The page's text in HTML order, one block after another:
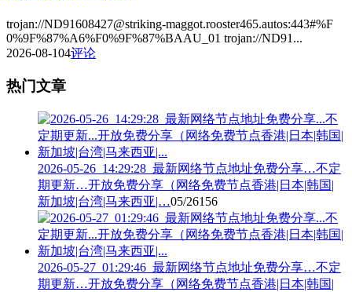
trojan://ND91608427@striking-maggot.rooster465.autos:443#%F
0%9F%87%A6%F0%9F%87%BAAU_01 trojan://ND91...
2026-08-104评论
热门文章
2026-05-26_14:29:28_最新网络节点地址免费分享…不定
期更新…开放免费分享（网络免费节点香港|日本|韩国|
新加坡|台湾|马来西亚|…05/26156
2026-05-27_01:29:46_最新网络节点地址免费分享…不定
期更新…开放免费分享（网络免费节点香港|日本|韩国|